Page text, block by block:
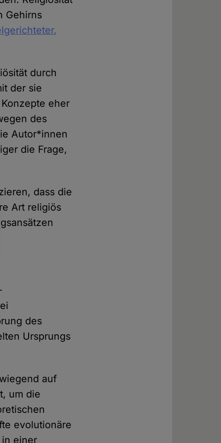
Gehirns
durch
der sie
eher
des
Autor*innen
die Frage,
dass die
Art religiös
des
Ursprungs
auf
um die
evolutionäre
in einer